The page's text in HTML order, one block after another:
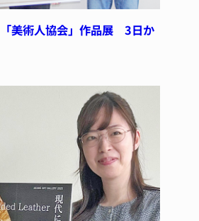
美術人協会」作品展 3日か